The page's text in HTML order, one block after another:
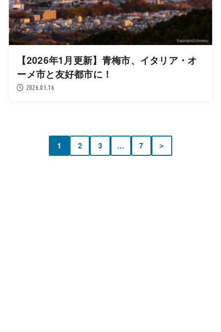
【2026年1月更新】青梅市、イタリア・オ
ーメ市と友好都市に！
2026.01.16
1 2 3 … 7 ＞